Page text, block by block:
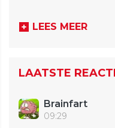
LEES MEER
LAATSTE
Brainfart
09:29